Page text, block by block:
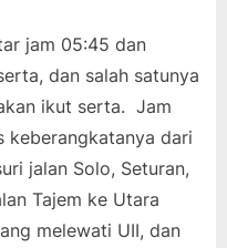
jam 05:45 dan
dan salah satunya
ikut serta. Jam
keberangkatanya dari
jalan Solo, Seturan,
Tajem ke Utara
melewati UII, dan